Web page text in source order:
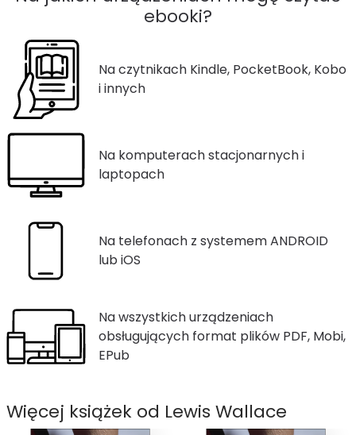
ebooki?
Na czytnikach Kindle, PocketBook, Kobo
i innych
Na komputerach stacjonarnych i
laptopach
Na telefonach z systemem ANDROID
lub iOS
Na wszystkich urządzeniach
obsługujących format plików PDF, Mobi,
EPub
Więcej książek od Lewis Wallace